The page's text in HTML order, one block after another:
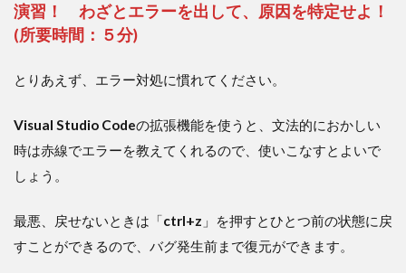
演習！ わざとエラーを出して、原因を特定せよ！
(所要時間：５分)
とりあえず、エラー対処に慣れてください。
Visual Studio Codeの拡張機能を使うと、文法的におかしい
時は赤線でエラーを教えてくれるので、使いこなすとよいで
しょう。
最悪、戻せないときは「ctrl+z 」を押すとひとつ前の状態に戻
すことができるので、バグ発生前まで復元ができます。